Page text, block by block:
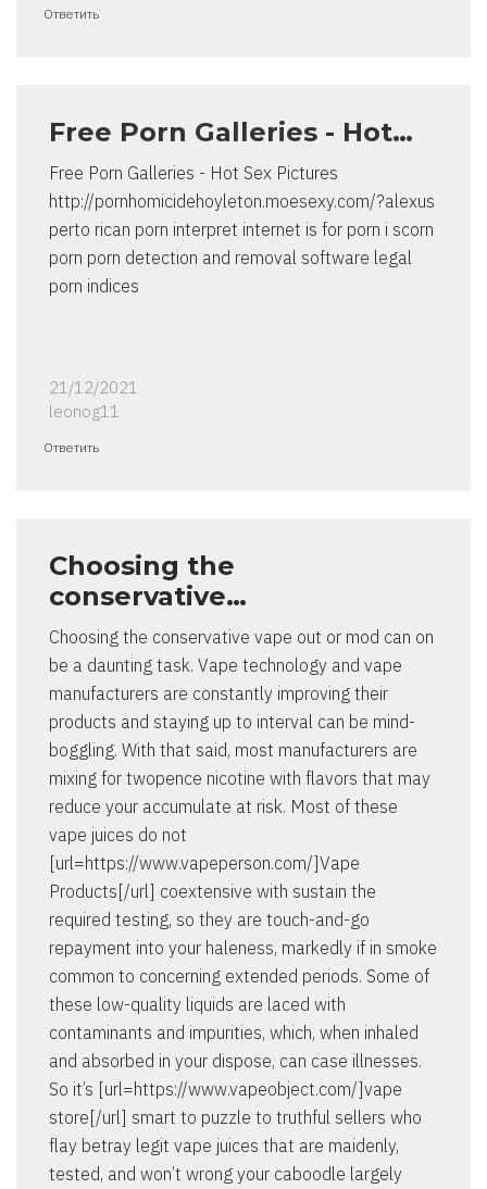
Ответить
Free Porn Galleries - Hot…
Free Porn Galleries - Hot Sex Pictures
http://pornhomicidehoyleton.moesexy.com/?alexus
perto rican porn interpret internet is for porn i scorn
porn porn detection and removal software legal
porn indices
21/12/2021
leonog11
Ответить
Choosing the
conservative…
Choosing the conservative vape out or mod can on
be a daunting task. Vape technology and vape
manufacturers are constantly improving their
products and staying up to interval can be mind-
boggling. With that said, most manufacturers are
mixing for twopence nicotine with flavors that may
reduce your accumulate at risk. Most of these
vape juices do not
[url=https://www.vapeperson.com/]Vape
Products[/url] coextensive with sustain the
required testing, so they are touch-and-go
repayment into your haleness, markedly if in smoke
common to concerning extended periods. Some of
these low-quality liquids are laced with
contaminants and impurities, which, when inhaled
and absorbed in your dispose, can case illnesses.
So it’s [url=https://www.vapeobject.com/]vape
store[/url] smart to puzzle to truthful sellers who
flay betray legit vape juices that are maidenly,
tested, and won’t wrong your caboodle largely